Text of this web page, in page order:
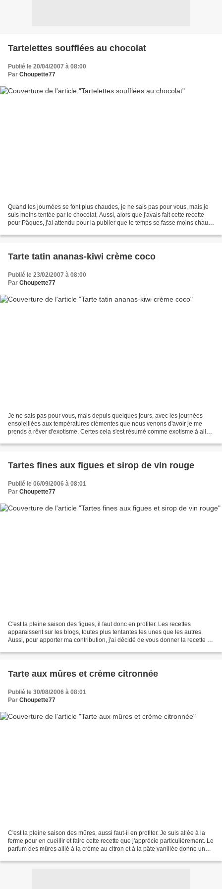
Tartelettes soufflées au chocolat
Publié le 20/04/2007 à 08:00
Par Choupette77
Quand les journées se font plus chaudes, je ne sais pas pour vous, mais je
suis moins tentée par le chocolat. Aussi, alors que j'avais fait cette recette
pour Pâques, j'ai attendu pour la publier que le temps se fasse moins chaud.
Tarte tatin ananas-kiwi crème coco
Publié le 23/02/2007 à 08:00
Par Choupette77
Je ne sais pas pour vous, mais depuis quelques jours, avec les journées
ensoleillées aux températures clémentes que nous venons d'avoir je me
prends à rêver d'exotisme. Certes cela s'est résumé comme exotisme à aller
Tartes fines aux figues et sirop de vin rouge
Publié le 06/09/2006 à 08:01
Par Choupette77
C'est la pleine saison des figues, il faut donc en profiter. Les recettes
apparaissent sur les blogs, toutes plus tentantes les unes que les autres.
Aussi, pour apporter ma contribution, j'ai décidé de vous donner la recette de
Tarte aux mûres et crème citronnée
Publié le 30/08/2006 à 08:01
Par Choupette77
C'est la pleine saison des mûres, aussi faut-il en profiter. Je suis allée à la
ferme pour en cueillir et faire cette recette que j'apprécie particulièrement. Le
parfum des mûres allié à la crème au citron et à la pâte vanillée donne un